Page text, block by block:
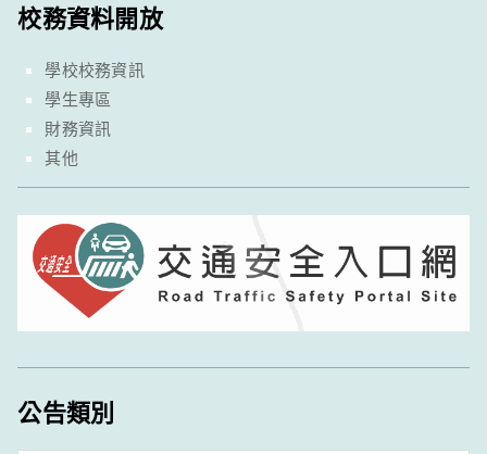
校務資料開放
學校校務資訊
學生專區
財務資訊
其他
公告類別